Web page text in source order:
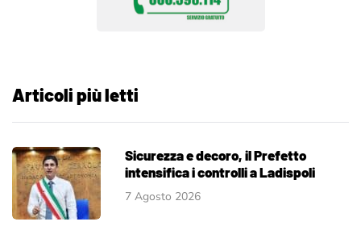
Articoli più letti
Sicurezza e decoro, il Prefetto
intensifica i controlli a Ladispoli
7 Agosto 2026